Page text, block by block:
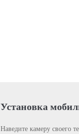
Установка
Наведите камеру своего